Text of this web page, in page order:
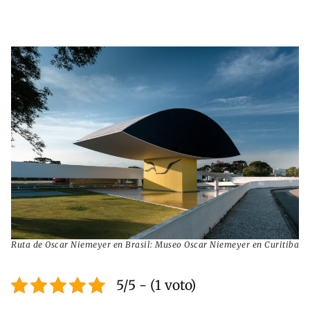
Ruta de Oscar Niemeyer en Brasil: Museo Oscar Niemeyer en Curitiba
5/5 - (1 voto)